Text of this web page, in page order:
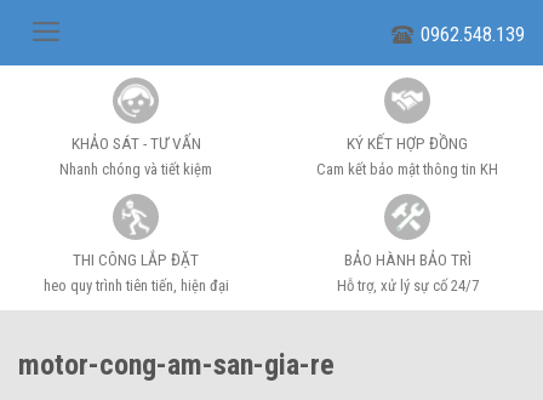
0962.548.139
KHẢO SÁT - TƯ VẤN
Nhanh chóng và tiết kiệm
KÝ KẾT HỢP ĐỒNG
Cam kết bảo mật thông tin KH
THI CÔNG LẮP ĐẶT
heo quy trình tiên tiến, hiện đại
BẢO HÀNH BẢO TRÌ
Hỗ trợ, xử lý sự cố 24/7
motor-cong-am-san-gia-re